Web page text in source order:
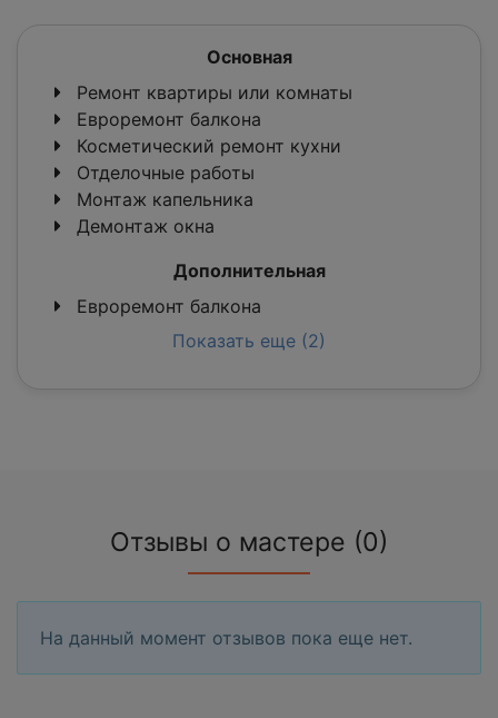
Основная
Ремонт квартиры или комнаты
Евроремонт балкона
Косметический ремонт кухни
Отделочные работы
Монтаж капельника
Демонтаж окна
Дополнительная
Евроремонт балкона
Показать еще (2)
Отзывы о мастере (0)
На данный момент отзывов пока еще нет.